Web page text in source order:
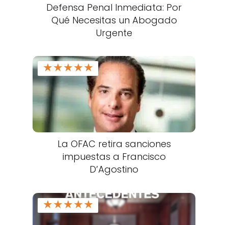
Defensa Penal Inmediata: Por
Qué Necesitas un Abogado
Urgente
★★★★★
La OFAC retira sanciones
impuestas a Francisco
D’Agostino
★★★★★